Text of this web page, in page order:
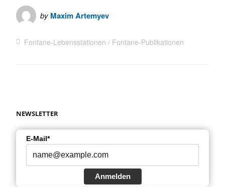
by Maxim Artemyev
Fontane-Lebensstationen Fontane-Publikationen
NEWSLETTER
E-Mail*
Anmelden